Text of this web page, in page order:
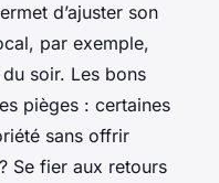
d’ajuster son
par exemple,
soir. Les bons
pièges : certaines
sans offrir
Se fier aux retours